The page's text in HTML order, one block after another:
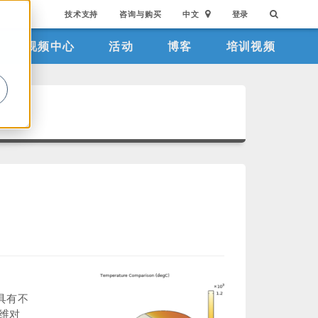
技术支持 咨询与购买 中文 登录
视频中心 活动 博客 培训视频
有不
对